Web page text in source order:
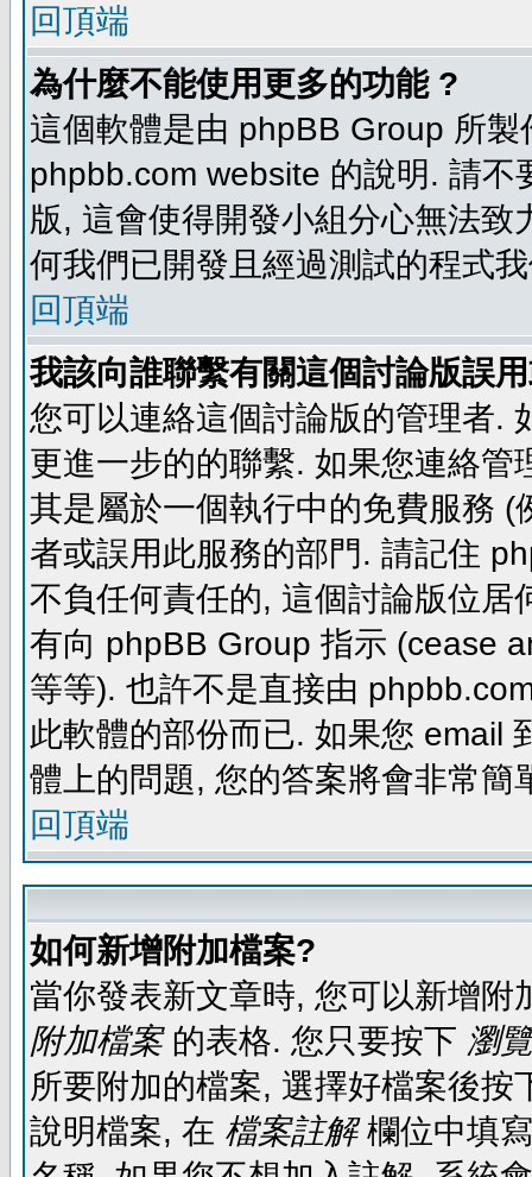
回頂端
為什麼不能使用更多的功能 ?
這個軟體是由 phpBB Group 所
phpbb.com website 的說明. 請
版, 這會使得開發小組分心無法
何我們已開發且經過測試的程式
回頂端
我該向誰聯繫有關這個討論版誤
您可以連絡這個討論版的管理者.
更進一步的的聯繫. 如果您連絡
其是屬於一個執行中的免費服務
者或誤用此服務的部門. 請記住
不負任何責任的, 這個討論版位
有向 phpBB Group 指示 (cease
等等). 也許不是直接由
此軟體的部份而已. 如果您 email
體上的問題, 您的答案將會非常簡
回頂端
如何新增附加檔案?
當你發表新文章時, 您可以新增
附加檔案的表格. 您只要按下 瀏
所要附加的檔案, 選擇好檔案後
說明檔案, 在 檔案註解欄位中填